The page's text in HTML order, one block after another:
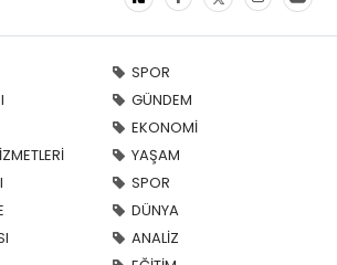
SPOR
GÜNDEM
EKONOMİ
YAŞAM
SPOR
DÜNYA
ANALİZ